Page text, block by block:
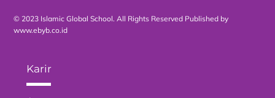
© 2023 Islamic Global School. All Rights Reserved Published by
www.ebyb.co.id
Karir